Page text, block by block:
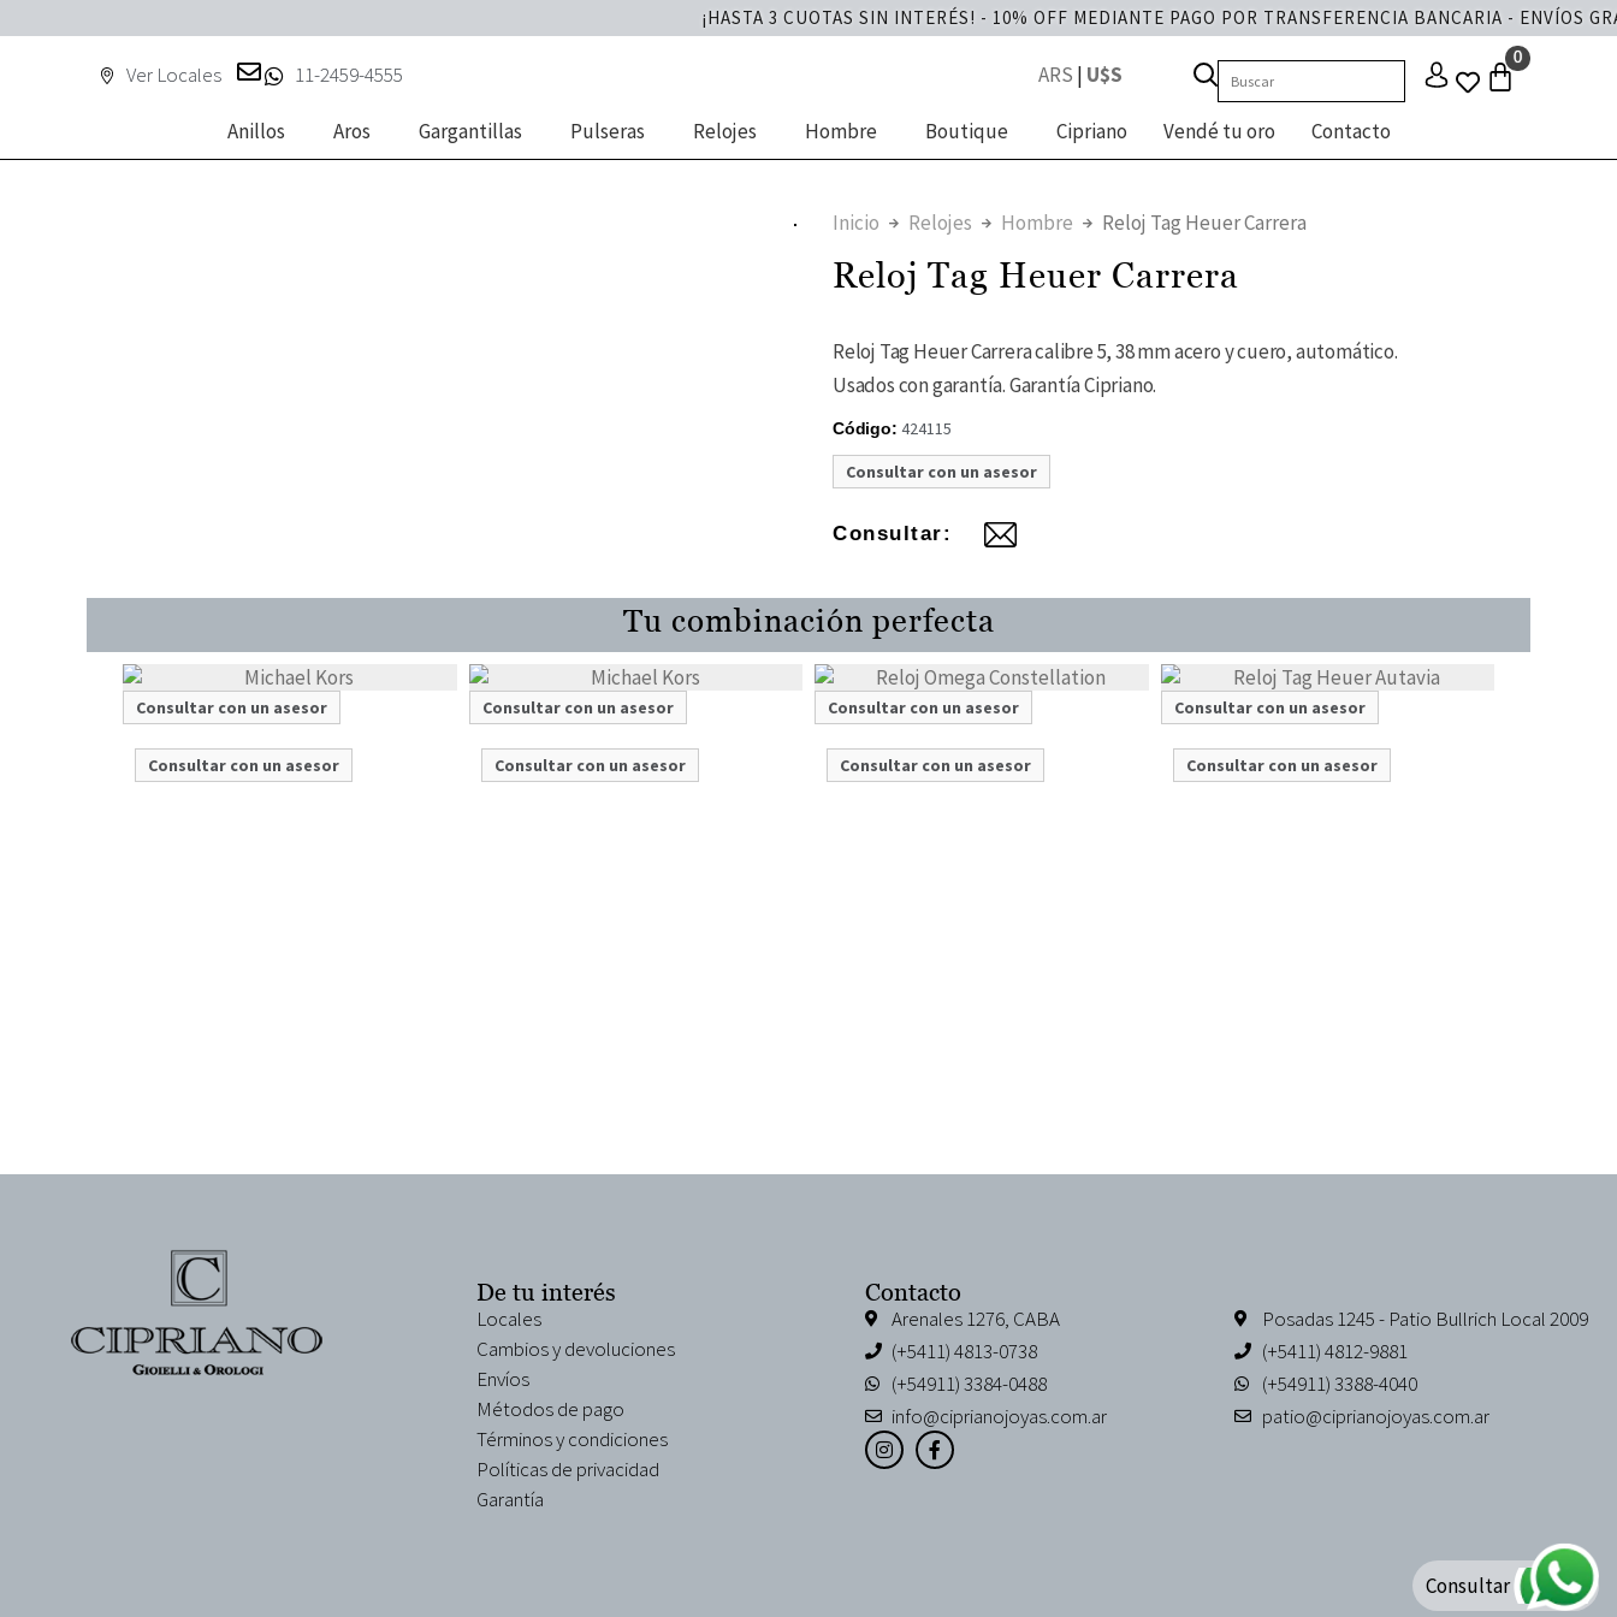
¡HASTA 3 CUOTAS SIN INTERÉS! - 10% OFF MEDIANTE PAGO POR TRANSFERENCIA BANCARIA - ENVÍOS
Ver Locales 11-2459-4555 ARS | U$S
Anillos Aros Gargantillas Pulseras Relojes Hombre Boutique Cipriano Vendé tu oro Contacto
Inicio Relojes Hombre Reloj Tag Heuer Carrera
Reloj Tag Heuer Carrera
Reloj Tag Heuer Carrera calibre 5, 38 mm acero y cuero, automático.
Usados con garantía. Garantía Cipriano.
Código:424115
Consultar con un asesor
Consultar:
Tu combinación perfecta
Consultar con un asesor
Consultar con un asesor
Consultar con un asesor
Consultar con un asesor
Consultar con un asesor
Consultar con un asesor
Consultar con un asesor
Consultar con un asesor
De tu interés
Locales
Cambios y devoluciones
Envíos
Métodos de pago
Términos y condiciones
Políticas de privacidad
Garantía
Contacto
Arenales 1276, CABA
(+5411) 4813-0738
(+54911) 3384-0488
info@ciprianojoyas.com.ar
Posadas 1245 - Patio Bullrich Local 2009
(+5411) 4812-9881
(+54911) 3388-4040
patio@ciprianojoyas.com.ar